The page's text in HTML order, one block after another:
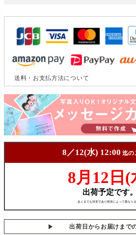
送料・お支払方法について
出荷日からお届けまで